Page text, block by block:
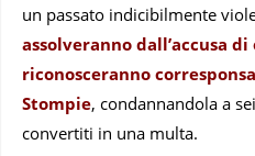
un passato indicibilmente
assolveranno dall’accusa
riconosceranno
Stompie, condannandola a
convertiti in una multa.